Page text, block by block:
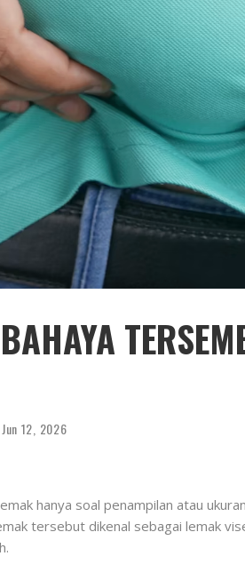
Jun 12, 2026
hanya soal penampilan atau
tersebut dikenal sebagai lemak